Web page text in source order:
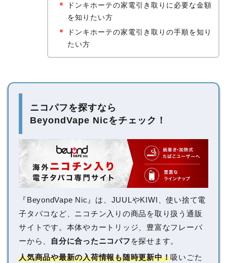
ドンキホーテの家電引き取りに必要な金額
を知りたい方
ドンキホーテの家電引き取りの手順を知り
たい方
ニコパフを探すなら
BeyondVape Nicをチェック！
『BeyondVape Nic』は、JUULやKIWI、使い捨て電
子タバコなど、ニコチン入りの商品を取り扱う通販
サイトです。本体やカートリッジ、豊富なフレーバ
ーから、
自分に合ったニコパフ を探せます。
人気商品や最新の入荷情報も随時更新中！吸いごた